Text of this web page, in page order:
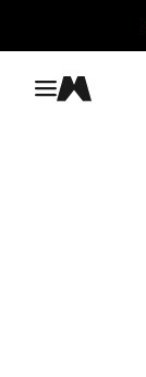
Toggle menu
Magnific